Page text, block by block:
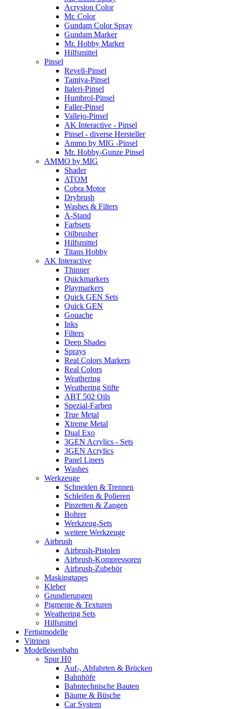
Acrysion Color
Mr. Color
Gundam Color Spray
Gundam Marker
Mr. Hobby Marker
Hilfsmittel
Pinsel
Revell-Pinsel
Tamiya-Pinsel
Italeri-Pinsel
Humbrol-Pinsel
Faller-Pinsel
Vallejo-Pinsel
AK Interactive - Pinsel
Pinsel - diverse Hersteller
Ammo by MIG -Pinsel
Mr. Hobby-Gunze Pinsel
AMMO by MIG
Shader
ATOM
Cobra Motor
Drybrush
Washes & Filters
A-Stand
Farbsets
Oilbrusher
Hilfsmittel
Titans Hobby
AK Interactive
Thinner
Quickmarkers
Playmarkers
Quick GEN Sets
Quick GEN
Gouache
Inks
Filters
Deep Shades
Sprays
Real Colors Markers
Real Colors
Weathering
Weathering Stifte
ABT 502 Oils
Spezial-Farben
True Metal
Xtreme Metal
Dual Exo
3GEN Acrylics - Sets
3GEN Acrylics
Panel Liners
Washes
Werkzeuge
Schneiden & Trennen
Schleifen & Polieren
Pinzetten & Zangen
Bohrer
Werkzeug-Sets
weitere Werkzeuge
Airbrush
Airbrush-Pistolen
Airbrush-Kompressoren
Airbrush-Zubehör
Maskingtapes
Kleber
Grundierungen
Pigmente & Texturen
Weathering Sets
Hilfsmittel
Fertigmodelle
Vitrinen
Modelleisenbahn
Spur H0
Auf-, Abfahrten & Brücken
Bahnhöfe
Bahntechnische Bauten
Bäume & Büsche
Car System